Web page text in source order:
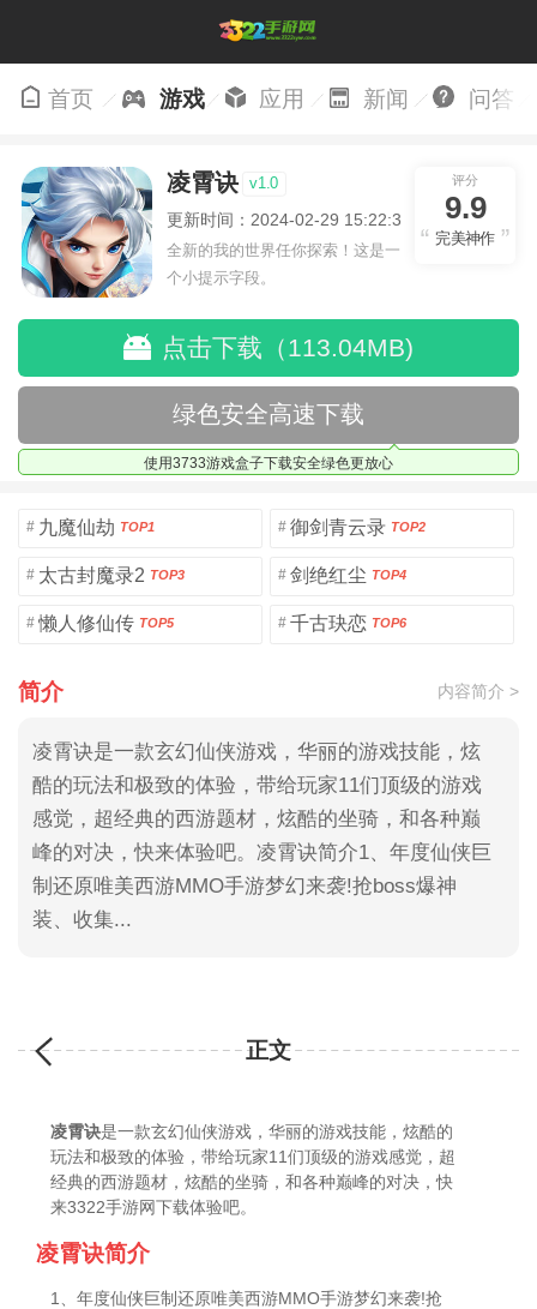
首页 游戏 应用 新闻 问答
凌霄诀 v1.0
更新时间：2024-02-29 15:22:31
全新的我的世界任你探索！这是一
个小提示字段。
评分
9.9
完美神作
点击下载（113.04MB)
绿色安全高速下载
使用3733游戏盒子下载安全绿色更放心
# 九魔仙劫 TOP1 # 御剑青云录 TOP2
# 太古封魔录2 TOP3 # 剑绝红尘 TOP4
# 懒人修仙传 TOP5 # 千古玦恋 TOP6
简介 内容简介 >
凌霄诀是一款玄幻仙侠游戏，华丽的游戏技能，炫
酷的玩法和极致的体验，带给玩家11们顶级的游戏
感觉，超经典的西游题材，炫酷的坐骑，和各种巅
峰的对决，快来体验吧。凌霄诀简介1、年度仙侠巨
制还原唯美西游MMO手游梦幻来袭!抢boss爆神
装、收集...
正文
凌霄诀是一款玄幻仙侠游戏，华丽的游戏技能，炫酷的
玩法和极致的体验，带给玩家11们顶级的游戏感觉，超
经典的西游题材，炫酷的坐骑，和各种巅峰的对决，快
来3322手游网下载体验吧。
凌霄诀简介
1、年度仙侠巨制还原唯美西游MMO手游梦幻来袭!抢